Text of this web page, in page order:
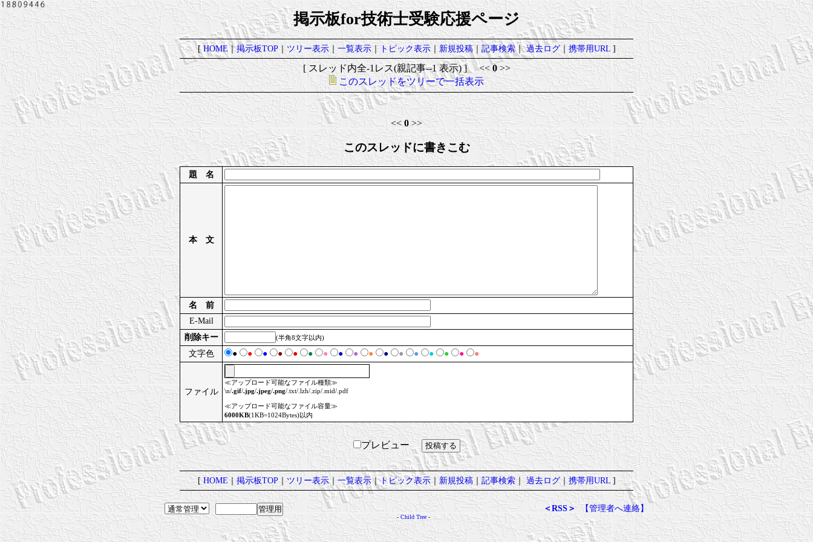
掲示板for技術士受験応援ページ
[HOME｜掲示板TOP｜ツリー表示｜一覧表示｜トピック表示｜新規投稿｜記事検索｜過去ログ｜携帯用URL]
[ スレッド内全-1レス(親記事--1 表示) ] <<0>>
このスレッドをツリーで一括表示
<<0>>
このスレッドに書きこむ
題 名
本 文
名 前
E-Mail
削除キー
(半角8文字以内)
文字色 ● ● ● ● ● ● ● ● ● ● ● ● ● ● ● ● ●
ファイル
≪アップロード可能なファイル種類≫
\n/.gif/.jpg/.jpeg/.png/.txt/.lzh/.zip/.mid/.pdf
≪アップロード可能なファイル容量≫
6000KB(1KB=1024Bytes)以内
プレビュー
[HOME｜掲示板TOP｜ツリー表示｜一覧表示｜トピック表示｜新規投稿｜記事検索｜過去ログ｜携帯用URL]
＜RSS＞ 【管理者へ連絡】
-Child Tree-